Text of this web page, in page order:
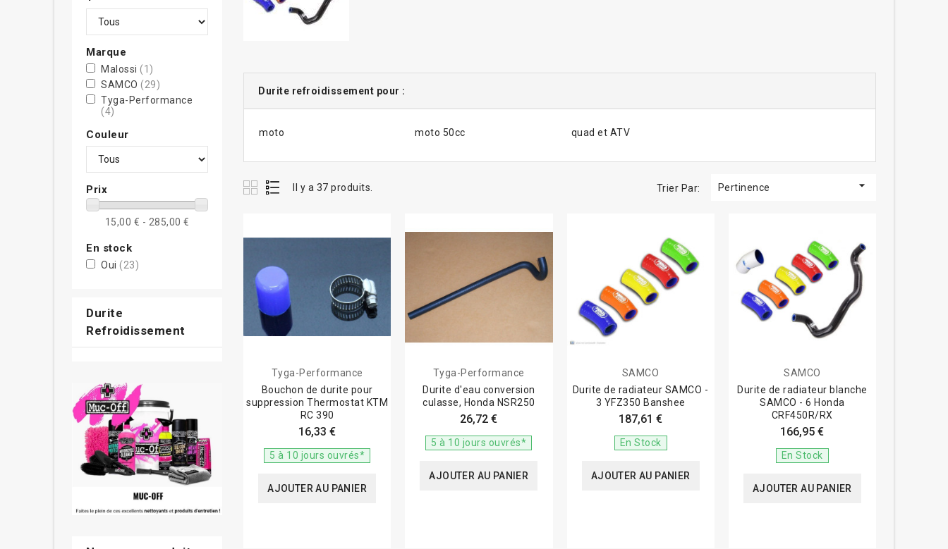
Marque
Malossi (1)
SAMCO (29)
Tyga-Performance
(4)
Couleur
Prix
15,00 € - 285,00 €
En stock
Oui (23)
Durite
Refroidissement
Durite refroidissement pour :
moto moto 50cc quad et ATV
Il y a 37 produits. Trier Par: Pertinence 
Tyga-Performance
Bouchon de durite pour
suppression Thermostat KTM
RC 390
16,33 €
5 à 10 jours ouvrés*
AJOUTER AU PANIER
Tyga-Performance
Durite d'eau conversion
culasse, Honda NSR250
26,72 €
5 à 10 jours ouvrés*
AJOUTER AU PANIER
SAMCO
Durite de radiateur SAMCO -
3 YFZ350 Banshee
187,61 €
En Stock
AJOUTER AU PANIER
SAMCO
Durite de radiateur blanche
SAMCO - 6 Honda
CRF450R/RX
166,95 €
En Stock
AJOUTER AU PANIER